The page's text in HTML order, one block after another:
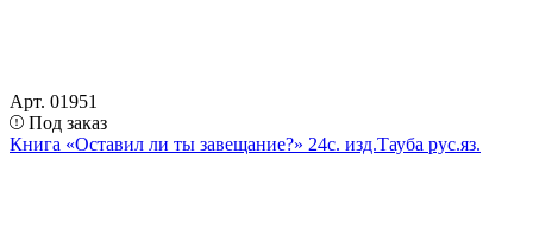
Арт. 01951
Под заказ
Книга «Оставил ли ты завещание?» 24с. изд.Тауба рус.яз.